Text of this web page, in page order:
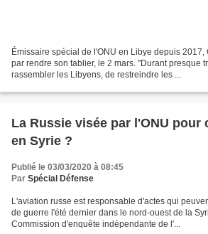
Émissaire spécial de l'ONU en Libye depuis 2017,
par rendre son tablier, le 2 mars. "Durant presque
rassembler les Libyens, de restreindre les ...
La Russie visée par l'ONU pour
en Syrie ?
Publié le 03/03/2020 à 08:45
Par Spécial Défense
L'aviation russe est responsable d'actes qui
de guerre l'été dernier dans le nord-ouest de la
Commission d'enquête indépendante de l'...